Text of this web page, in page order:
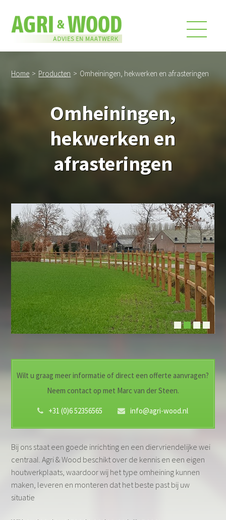
Home > Producten > Omheiningen, hekwerken en afrasteringen
Omheiningen,
hekwerken en
afrasteringen
Wilt u graag meer informatie of direct een offerte aanvragen?
Neem contact op met Marc van der Steen.
+31 (0)6 52356565 info@agri-wood.nl
Bij ons staat een goede inrichting en een diervriendelijke wei
centraal. Agri & Wood beschikt over de kennis en een eigen
houtwerkplaats, waardoor wij het type omheining kunnen
maken, leveren en monteren dat het beste past bij uw
situatie